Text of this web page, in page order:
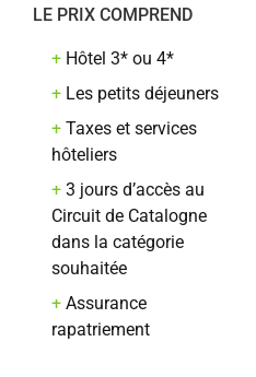
LE PRIX COMPREND
+ Hôtel 3* ou 4*
+ Les petits déjeuners
+ Taxes et services
hôteliers
+ 3 jours d’accès au
Circuit de Catalogne
dans la catégorie
souhaitée
+ Assurance
rapatriement